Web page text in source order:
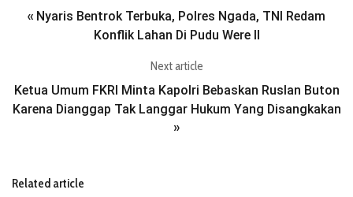
« Nyaris Bentrok Terbuka, Polres Ngada, TNI Redam
Konflik Lahan Di Pudu Were II
Next article
Ketua Umum FKRI Minta Kapolri Bebaskan Ruslan Buton
Karena Dianggap Tak Langgar Hukum Yang Disangkakan
»
Related article